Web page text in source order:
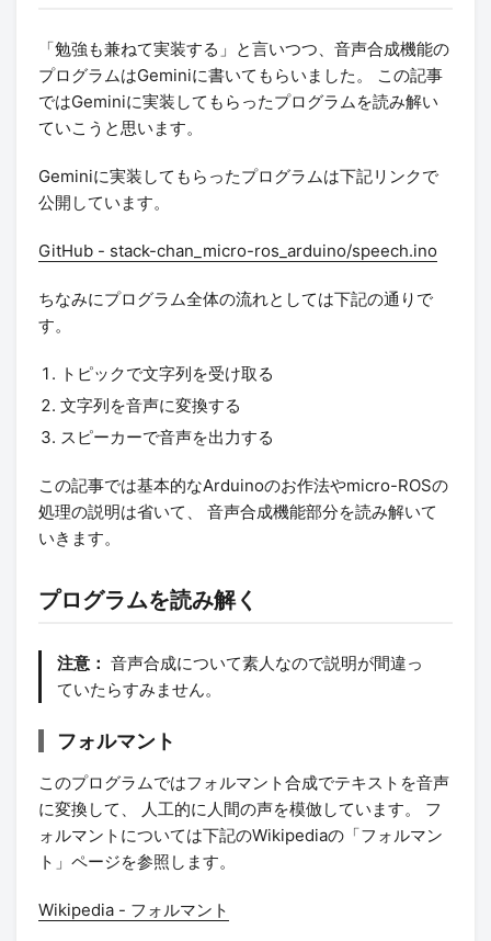
「勉強も兼ねて実装する」と言いつつ、音声合成機能の
プログラムはGeminiに書いてもらいました。 この記事
ではGeminiに実装してもらったプログラムを読み解い
ていこうと思います。
Geminiに実装してもらったプログラムは下記リンクで
公開しています。
GitHub - stack-chan_micro-ros_arduino/speech.ino
ちなみにプログラム全体の流れとしては下記の通りで
す。
トピックで文字列を受け取る
文字列を音声に変換する
スピーカーで音声を出力する
この記事では基本的なArduinoのお作法やmicro-ROSの
処理の説明は省いて、 音声合成機能部分を読み解いて
いきます。
プログラムを読み解く
注意： 音声合成について素人なので説明が間違っ
ていたらすみません。
フォルマント
このプログラムではフォルマント合成でテキストを音声
に変換して、 人工的に人間の声を模倣しています。 フ
ォルマントについては下記のWikipediaの「フォルマン
ト」ページを参照します。
Wikipedia - フォルマント